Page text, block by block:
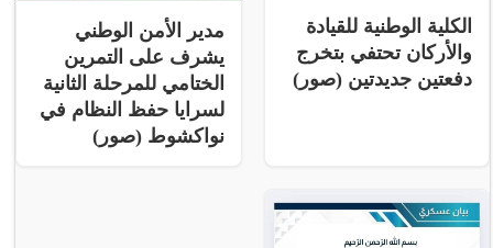
الكلية الوطنية للقيادة
والأركان تحتفي بتخرج
دفعتين جديدتين (صور)
مدير الأمن الوطني
يشرف على التمرين
الختامي للمرحلة الثانية
لسرايا حفظ النظام في
نواكشوط (صور)